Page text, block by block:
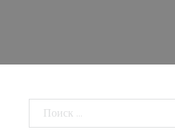
Поиск